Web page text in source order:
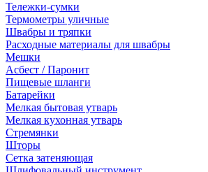
Тележки-сумки
Термометры уличные
Швабры и тряпки
Расходные материалы для швабры
Мешки
Асбест / Паронит
Пищевые шланги
Батарейки
Мелкая бытовая утварь
Мелкая кухонная утварь
Стремянки
Шторы
Сетка затеняющая